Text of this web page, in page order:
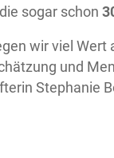
sogar schon
wir viel
und
Stephanie